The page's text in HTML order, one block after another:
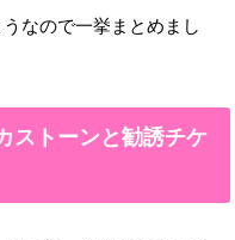
なので一挙まとめまし
ストーンと勧誘チケ